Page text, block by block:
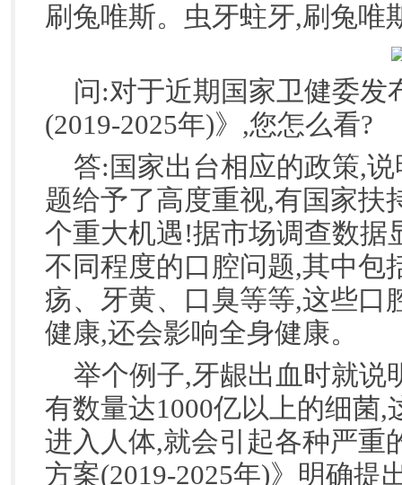
刷兔唯斯。虫牙蛀牙,刷兔唯
问:对于近期国家卫健委发
(2019-2025年)》,您怎么看?
答:国家出台相应的政策,
题给予了高度重视,有国家扶
个重大机遇!据市场调查数据
不同程度的口腔问题,其中包
疡、牙黄、口臭等等,这些口
健康,还会影响全身健康。
举个例子,牙龈出血时就说
有数量达1000亿以上的细菌
进入人体,就会引起各种严重
方案(2019-2025年)》明确提